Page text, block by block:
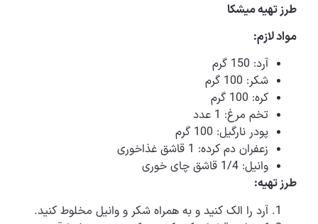
طرز تهیه میشکا
مواد لازم:
آرد: 150 گرم
شکر: 100 گرم
کره: 100 گرم
تخم مرغ: 1 عدد
پودر نارگیل: 100 گرم
زعفران دم کرده: 1 قاشق غذاخوری
وانیل: 1/4 قاشق چای خوری
طرز تهیه:
آرد را الک کنید و به همراه شکر و وانیل مخلوط کنید.